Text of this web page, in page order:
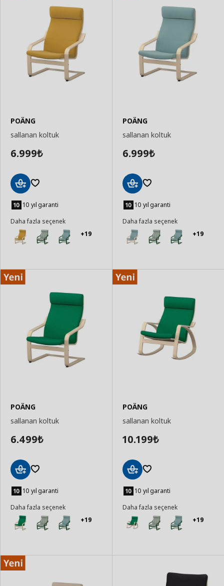
POÄNG
sallanan koltuk
6.999₺
Ekle 10 yıl garanti
Daha fazla seçenek
+19
POÄNG
sallanan koltuk
6.999₺
Ekle 10 yıl garanti
Daha fazla seçenek
+19
POÄNG
sallanan koltuk
6.499₺
Ekle 10 yıl garanti
Daha fazla seçenek
+19
POÄNG
sallanan koltuk
10.199₺
Ekle 10 yıl garanti
Daha fazla seçenek
+19